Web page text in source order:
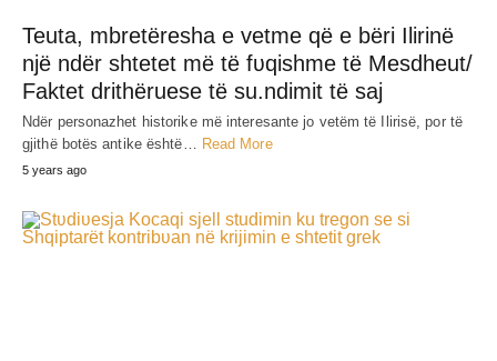
Teuta, mbretëresha e vetme që e bëri Ilirinë
një ndër shtetet më të fʋqishme të Mesdheut/
Faktet drithëruese të su.ndimit të saj
Ndër personazhet historike më interesante jo vetëm të Ilirisë, por të
gjithë botës antike është…
Read More
5 years ago